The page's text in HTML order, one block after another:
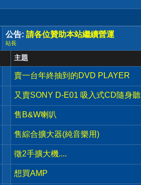
公告: 請各位贊助本站繼續營運
站長
主題
賣一台年終抽到的DVD PLAYER
又賣SONY D-E01 吸入式CD隨身聽
售B&W喇叭
售綜合擴大器(純音樂用)
徵2手擴大機....
想買AMP